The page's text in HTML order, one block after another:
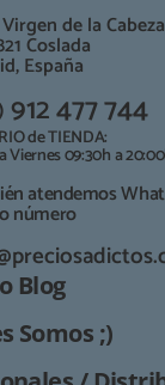
de la
Coslada
España
912 477 744
de TIENDA:
Viernes 09:30h a
atendemos
número
Blog
Somos ;)